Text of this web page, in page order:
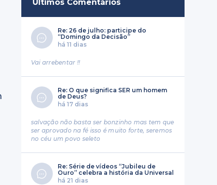
Últimos Comentários
Re: 26 de julho: participe do
“Domingo da Decisão”
há 11 dias
Vai arrebentar !!
Re: O que significa SER um homem
de Deus?
há 17 dias
salvação não basta ser bonzinho mas tem que
ser aprovado na fé isso é muito forte, seremos
no céu um povo seleto
Re: Série de vídeos “Jubileu de
Ouro” celebra a história da Universal
há 21 dias